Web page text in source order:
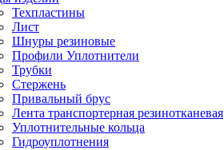
Техпластины
Лист
Шнуры резиновые
Профили Уплотнители
Трубки
Стержень
Привальный брус
Лента транспортерная резинотканевая
Уплотнительные кольца
Гидроуплотнения